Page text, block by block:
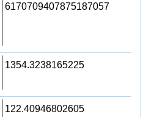
6170709407875187057
1354.3238165225
122.40946802605